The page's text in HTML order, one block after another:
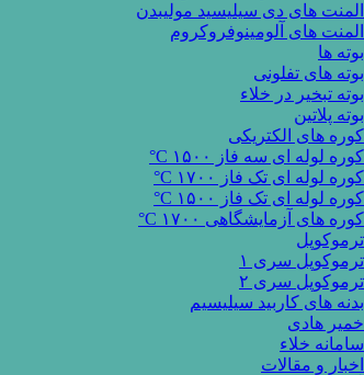
المنت های دی سیلیسید مولیبدن
المنت های آلومینوفروکروم
بوته ها
بوته های تفلونی
بوته تبخیر در خلاء
بوته پلاتین
کوره های الکتریکی
کوره لوله ای سه فاز ۱۵۰۰ C°
کوره لوله ای تک فاز ۱۷۰۰ C°
کوره لوله ای تک فاز ۱۵۰۰ C°
کوره های آزمایشگاهی ۱۷۰۰ C°
ترموکوپل
ترموکوپل سری ۱
ترموکوپل سری ۲
بدنه های کاربید سیلیسیم
خمیر هادی
سامانه خلاء
اخبار و مقالات